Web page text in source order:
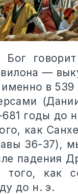
Бог
—
в 539
годы до
как
36-37),
падения
как
до н. э.